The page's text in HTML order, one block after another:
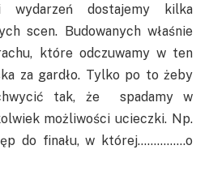
wydarzeń dostajemy kilka
scen. Budowanych właśnie
które odczuwamy w ten
za gardło. Tylko po to żeby
tak, że spadamy w
możliwości ucieczki. Np.
do finału, w której……………o